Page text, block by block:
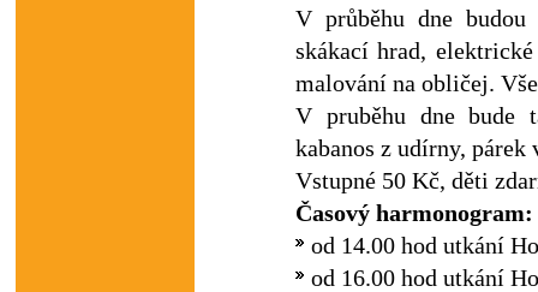
V průběhu dne
skákací hrad,
malování na obličej.
V pruběhu dne bude
kabanos z udírny,
Vstupné 50 Kč, děti
Časový harmonogram:
od 14.00 hod utkání
od 16.00 hod utkání